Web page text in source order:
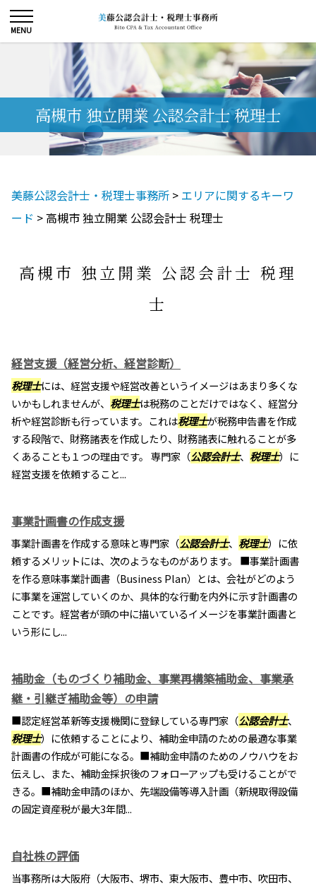
高槻市 独立開業 公認会計士 税理士
美藤公認会計士・税理士事務所 > エリアに関するキーワ
ード >高槻市 独立開業 公認会計士 税理士
高槻市 独立開業 公認会計士 税理
士
経営支援（経営分析、経営診断）
税理士には、経営支援や経営改善というイメージはあまり多くな
いかもしれませんが、 税理士は税務のことだけではなく、経営分
析や経営診断も行っています。これは税理士が税務申告書を作成
する段階で、財務諸表を作成したり、財務諸表に触れることが多
くあることも１つの理由です。 専門家（公認会計士、 税理士）に
経営支援を依頼すること...
事業計画書の作成支援
事業計画書を作成する意味と専門家（公認会計士、 税理士）に依
頼するメリットには、次のようなものがあります。 ■事業計画書
を作る意味事業計画書（Business Plan）とは、会社がどのよう
に事業を運営していくのか、具体的な行動を内外に示す計画書の
ことです。経営者が頭の中に描いているイメージを事業計画書と
いう形にし...
補助金（ものづくり補助金、事業再構築補助金、事業承
継・引継ぎ補助金等）の申請
■認定経営革新等支援機関に登録している専門家（公認会計士、
税理士）に依頼することにより、補助金申請のための最適な事業
計画書の作成が可能になる。■補助金申請のためのノウハウをお
伝えし、また、補助金採択後のフォローアップも受けることがで
きる。■補助金申請のほか、先端設備等導入計画（新規取得設備
の固定資産税が最大3年間...
自社株の評価
当事務所は大阪府（大阪市、堺市、東大阪市、豊中市、吹田市、